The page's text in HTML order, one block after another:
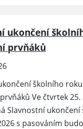
ukončení
prvňáků
školního
Ve čtvrtek 25.
Slavnostní
s pasováním